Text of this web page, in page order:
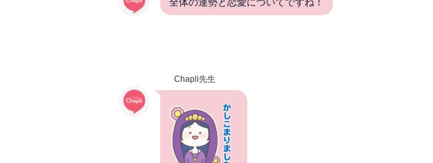
Chapli先生